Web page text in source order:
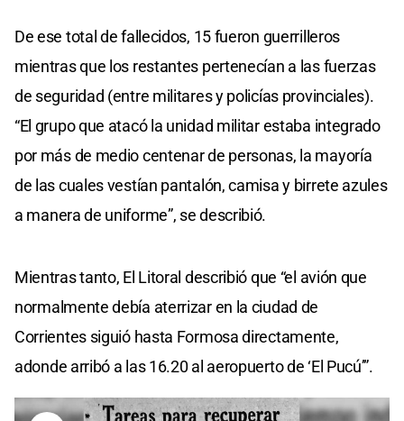
De ese total de fallecidos, 15 fueron guerrilleros
mientras que los restantes pertenecían a las fuerzas
de seguridad (entre militares y policías provinciales).
“El grupo que atacó la unidad militar estaba integrado
por más de medio centenar de personas, la mayoría
de las cuales vestían pantalón, camisa y birrete azules
a manera de uniforme”, se describió.
Mientras tanto, El Litoral describió que “el avión que
normalmente debía aterrizar en la ciudad de
Corrientes siguió hasta Formosa directamente,
adonde arribó a las 16.20 al aeropuerto de ‘El Pucú’”.